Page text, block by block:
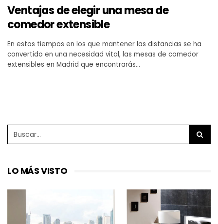
Ventajas de elegir una mesa de
comedor extensible
En estos tiempos en los que mantener las distancias se ha
convertido en una necesidad vital, las mesas de comedor
extensibles en Madrid que encontrarás…
LO MÁS VISTO